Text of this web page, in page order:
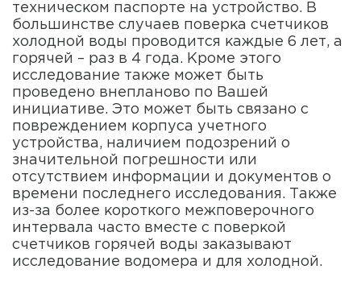
техническом паспорте на устройство. В
большинстве случаев поверка счетчиков
холодной воды проводится каждые 6 лет, а
горячей – раз в 4 года. Кроме этого
исследование также может быть
проведено внепланово по Вашей
инициативе. Это может быть связано с
повреждением корпуса учетного
устройства, наличием подозрений о
значительной погрешности или
отсутствием информации и документов о
времени последнего исследования. Также
из-за более короткого межповерочного
интервала часто вместе с поверкой
счетчиков горячей воды заказывают
исследование водомера и для холодной.